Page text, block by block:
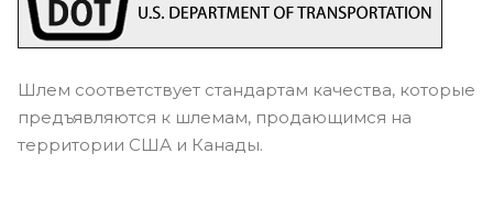
Шлем соответствует стандартам качества, которые
предъявляются к шлемам, продающимся на
территории США и Канады.